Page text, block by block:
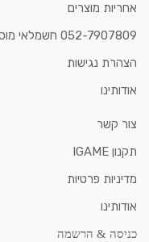
אחריות מוצרים
052-7907809 חשמלאי מוסמך באשדוד
הצהרת נגישות
אודותינו
צור קשר
תקנון IGAME
מדיניות פרטיות
אודותינו
כניסה & הרשמה